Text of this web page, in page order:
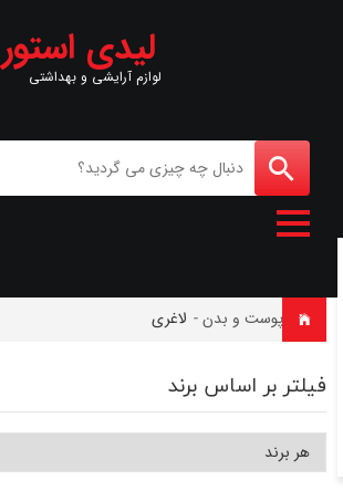
لیدی استور
لوازم آرایشی و بهداشتی
خانه پوست و بدن - لاغری
فیلتر بر اساس برند